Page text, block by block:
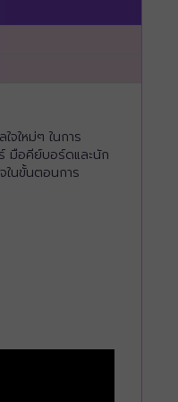
จใหม่ๆ ในการ
มือคีย์บอร์ดและนัก
ในขั้นตอนการ